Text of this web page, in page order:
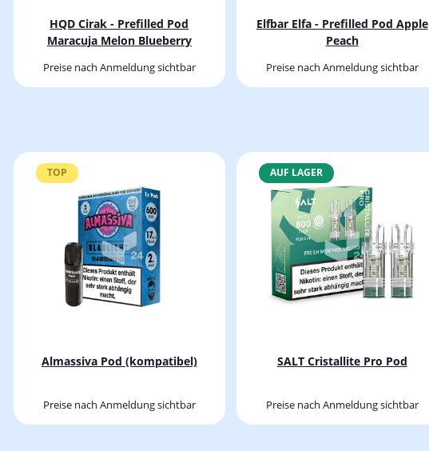
HQD Cirak - Prefilled Pod
Maracuja Melon Blueberry
Preise nach Anmeldung sichtbar
Elfbar Elfa - Prefilled Pod Apple
Peach
Preise nach Anmeldung sichtbar
TOP
Almassiva Pod (kompatibel)
Preise nach Anmeldung sichtbar
AUF LAGER
SALT Cristallite Pro Pod
Preise nach Anmeldung sichtbar